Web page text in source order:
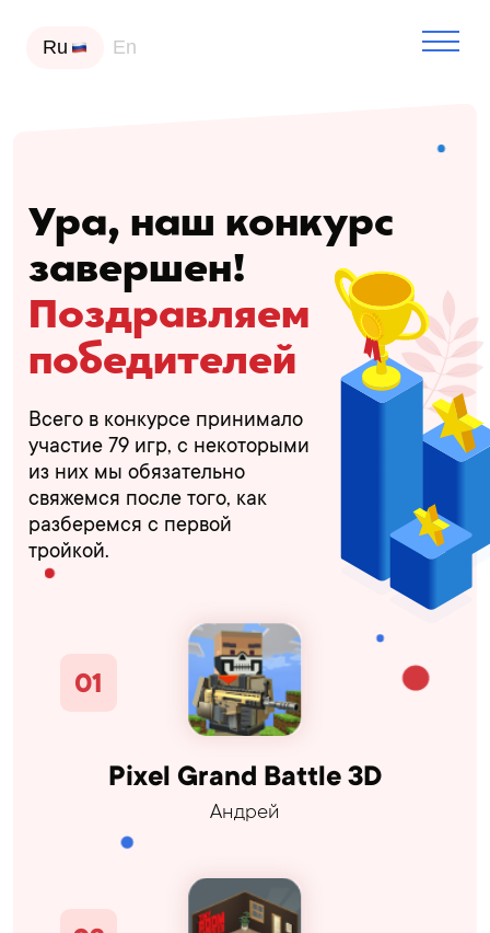
Ru En
Ура, наш конкурс
завершен!
Поздравляем
победителей
Всего в конкурсе принимало
участие 79 игр, с некоторыми
из них мы обязательно
свяжемся после того, как
разберемся с первой
тройкой.
Pixel Grand Battle 3D
Андрей